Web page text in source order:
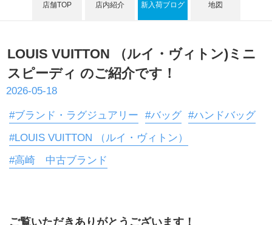
店舗TOP 店内紹介 新入荷ブログ 地図
LOUIS VUITTON （ルイ・ヴィトン)ミニ
スピーディ のご紹介です！
2026-05-18
#ブランド・ラグジュアリー #バッグ #ハンドバッグ
#LOUIS VUITTON （ルイ・ヴィトン）
#高崎 中古ブランド
ご覧いただきありがとうございます！